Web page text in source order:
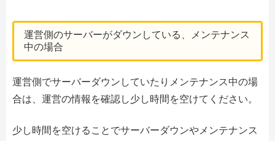
運営側のサーバーがダウンしている、メンテナンス
中の場合
運営側でサーバーダウンしていたりメンテナンス中の場
合は、運営の情報を確認し少し時間を空けてください。
少し時間を空けることでサーバーダウンやメンテナンス